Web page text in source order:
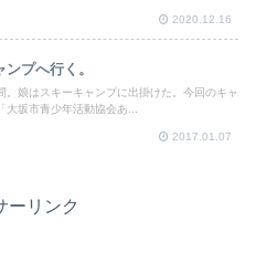
2020.12.16
プへ行く。
。娘はスキーキャンプに出掛けた。今回のキャ
大坂市青少年活動協会あ...
2017.01.07
ーリンク